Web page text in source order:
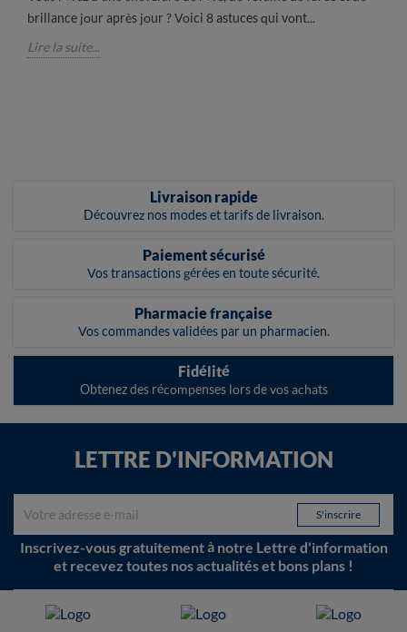
brillance jour après jour ? Voici 8 astuces qui vont...
Lire la suite...
Livraison rapide
Découvrez nos modes et tarifs de livraison.
Paiement sécurisé
Vos transactions gérées en toute sécurité.
Pharmacie française
Vos commandes validées par un pharmacien.
Fidélité
Obtenez des récompenses lors de vos achats
LETTRE D'INFORMATION
Inscrivez-vous gratuitement à notre Lettre d'information
et recevez toutes nos actualités et bons plans !